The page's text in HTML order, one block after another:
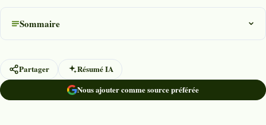
Sommaire
Partager
Résumé IA
Nous ajouter comme source préférée